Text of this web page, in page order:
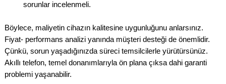
sorunlar incelenmeli.
Böylece, maliyetin cihazın kalitesine uygunluğunu anlarsınız.
Fiyat- performans analizi yanında müşteri desteği de önemlidir.
Çünkü, sorun yaşadığınızda süreci temsilcilerle yürütürsünüz.
Akıllı telefon, temel donanımlarıyla ön plana çıksa dahi garanti
problemi yaşanabilir.